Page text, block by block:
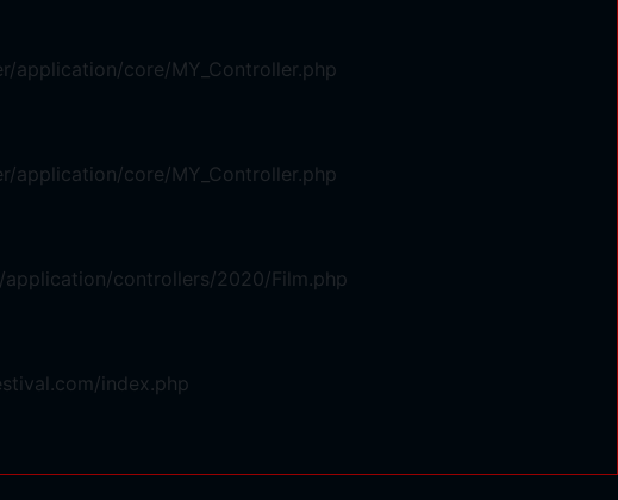
application/core/MY_Controller.php
application/core/MY_Controller.php
controllers/2020/Film.php
index.php